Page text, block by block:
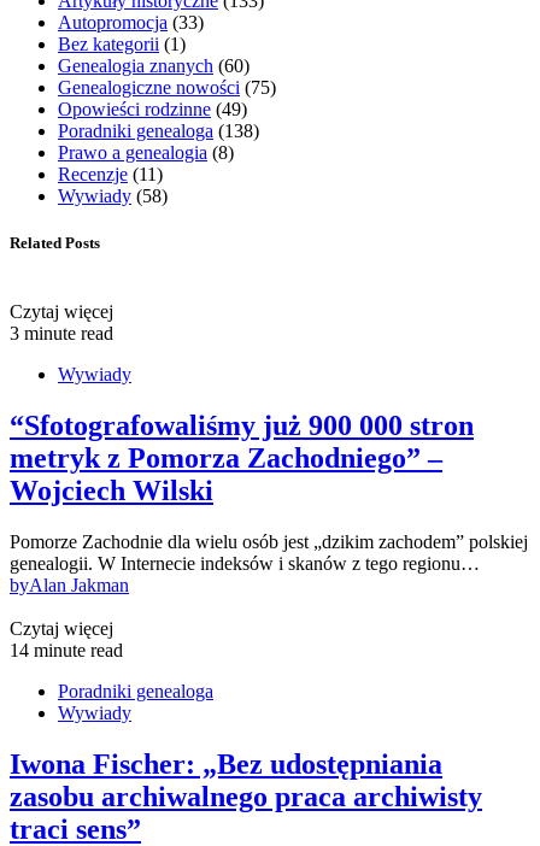
Autopromocja (33)
Bez kategorii (1)
Genealogia znanych (60)
Genealogiczne nowości (75)
Opowieści rodzinne (49)
Poradniki genealoga (138)
Prawo a genealogia (8)
Recenzje (11)
Wywiady (58)
Related Posts
Czytaj więcej
3 minute read
Wywiady
“Sfotografowaliśmy już 900 000 stron
metryk z Pomorza Zachodniego” –
Wojciech Wilski
Pomorze Zachodnie dla wielu osób jest „dzikim zachodem” polskiej
genealogii. W Internecie indeksów i skanów z tego regionu…
byAlan Jakman
Czytaj więcej
14 minute read
Poradniki genealoga
Wywiady
Iwona Fischer: „Bez udostępniania
zasobu archiwalnego praca archiwisty
traci sens”